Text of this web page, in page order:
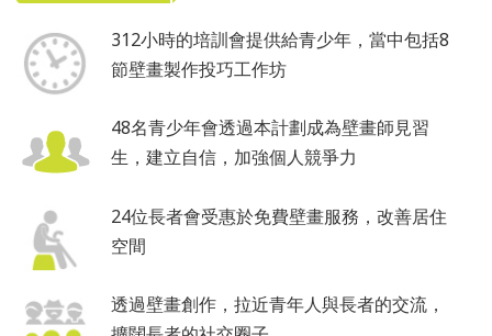
312小時的培訓會提供給青少年，當中包括8
節壁畫製作投巧工作坊
48名青少年會透過本計劃成為壁畫師見習
生，建立自信，加強個人競爭力
24位長者會受惠於免費壁畫服務，改善居住
空間
透過壁畫創作，拉近青年人與長者的交流，